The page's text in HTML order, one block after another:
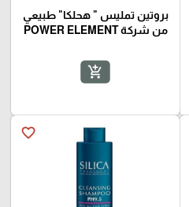
بروتين تمليس " هحلكا" طبيعي
من شركة POWER ELEMENT
add_shopping_cart
favorite_border